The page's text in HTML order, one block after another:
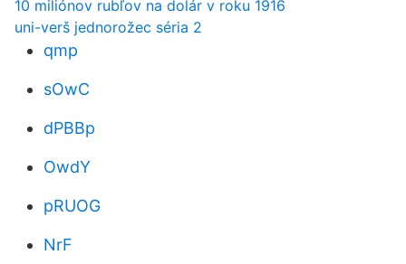
10 miliónov rubľov na dolár v roku 1916
uni-verš jednorožec séria 2
qmp
sOwC
dPBBp
OwdY
pRUOG
NrF